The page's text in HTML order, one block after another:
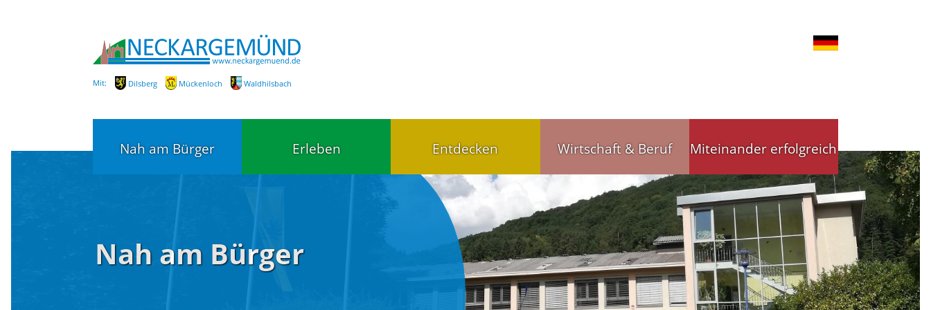
Mit: Dilsberg Mückenloch Waldhilsbach
Nah am Bürger
Fachbereiche / Mitarbeiter
Erleben
Kindergärten,
Kindertagesstätten
Entdecken
Tourist-Info
Gut schlafen, gut
Wirtschaft & Beruf
Handel und Gewerbe
Wirtschaftsförderung
Gewerbetreibende
Miteinander erfolgreich
Stadtleitbild
Stadtleitbild(er)
Arbeitskreise
Nah am Bürger